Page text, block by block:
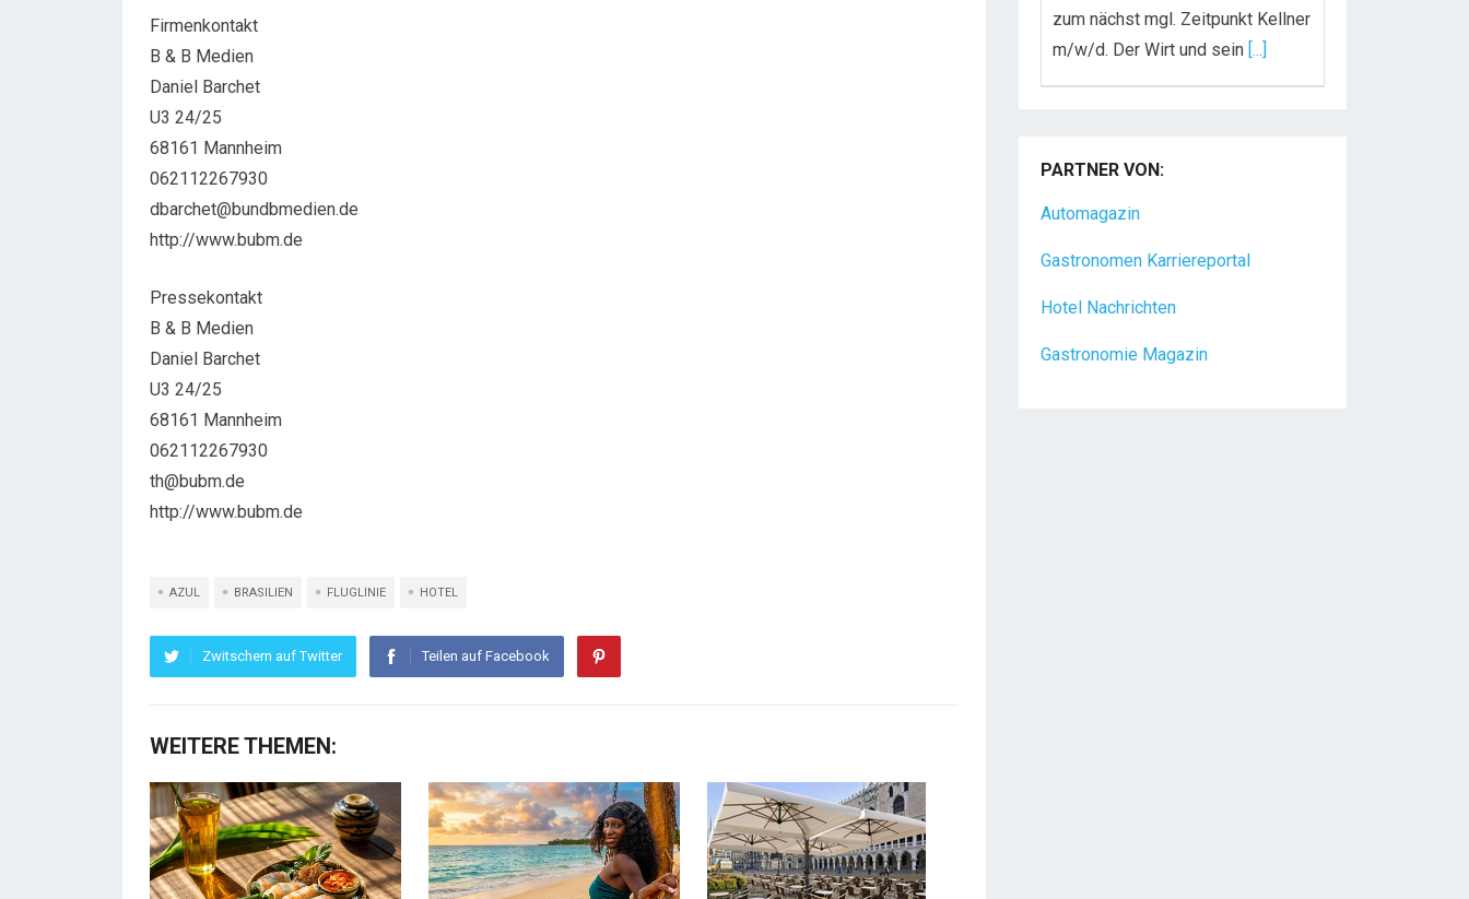
Firmenkontakt
B & B Medien
Daniel Barchet
U3 24/25
68161 Mannheim
062112267930
dbarchet@bundbmedien.de
http://www.bubm.de
Pressekontakt
B & B Medien
Daniel Barchet
U3 24/25
68161 Mannheim
062112267930
th@bubm.de
http://www.bubm.de
AZUL BRASILIEN FLUGLINIE HOTEL
Zwitschern auf Twitter Teilen auf Facebook
WEITERE THEMEN:
zum nächst mgl. Zeitpunkt Kellner
m/w/d. Der Wirt und sein [...]
Dein Arbeitsplatz mit
Urlaubsfeeling Chef de Rang
Leidenschaft und liebst[...]
PARTNER VON:
Automagazin
Gastronomen Karriereportal
Hotel Nachrichten
Gastronomie Magazin